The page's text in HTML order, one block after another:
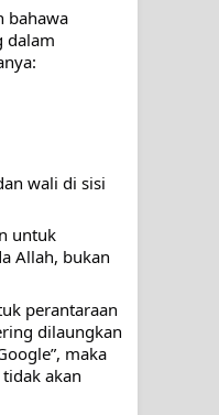
Bahaya Bukan
yang
WAHDATU
bahawa
dalam
wali di sisi
untuk
Allah, bukan
perantaraan
dilaungkan
maka
akan